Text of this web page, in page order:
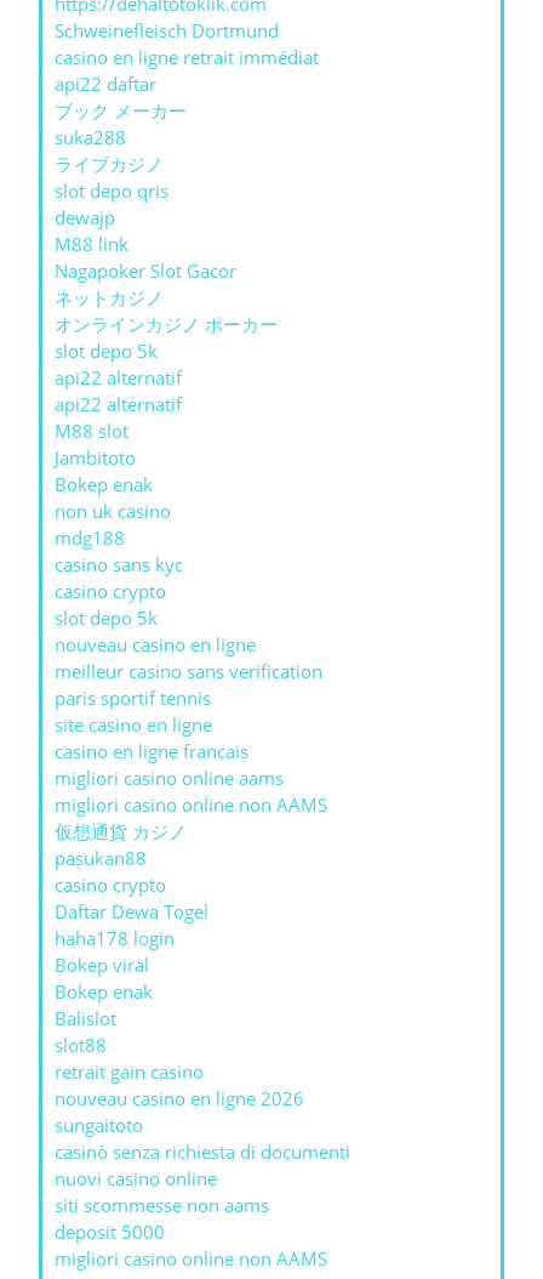
Schweinefleisch Dortmund
casino en ligne retrait immédiat
api22 daftar
ブック メーカー
suka288
ライブカジノ
slot depo qris
dewajp
M88 link
Nagapoker Slot Gacor
ネットカジノ
オンラインカジノ ポーカー
slot depo 5k
api22 alternatif
api22 alternatif
M88 slot
Jambitoto
Bokep enak
non uk casino
mdg188
casino sans kyc
casino crypto
slot depo 5k
nouveau casino en ligne
meilleur casino sans verification
paris sportif tennis
site casino en ligne
casino en ligne francais
migliori casino online aams
migliori casino online non AAMS
仮想通貨 カジノ
pasukan88
casino crypto
Daftar Dewa Togel
haha178 login
Bokep viral
Bokep enak
Balislot
slot88
retrait gain casino
nouveau casino en ligne 2026
sungaitoto
casinò senza richiesta di documenti
nuovi casino online
siti scommesse non aams
deposit 5000
migliori casino online non AAMS